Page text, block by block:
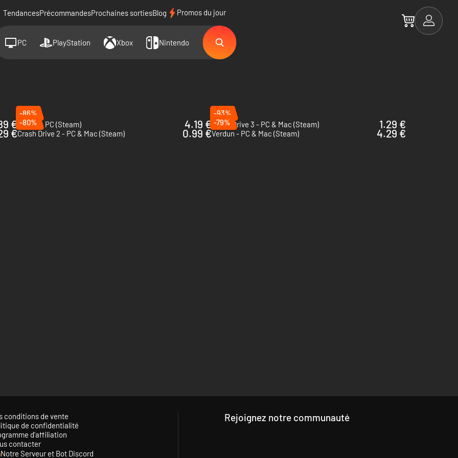
TendancesPrécommandesProchaines sortiesBlog Promos du jour
PC PlayStation Xbox Nintendo
€
-86%
Isonzo - PC (Steam)
4.19 €
-93%
Crash Drive 3 - PC & Mac (Steam)
1.29 €
€
-80%
Crash Drive 2 - PC & Mac (Steam)
0.99 €
-79%
Verdun - PC & Mac (Steam)
4.29 €
conditions de vente
de confidentialité
d'affiliation
contacter
Notre Serveur et Bot Discord
Rejoignez notre communauté